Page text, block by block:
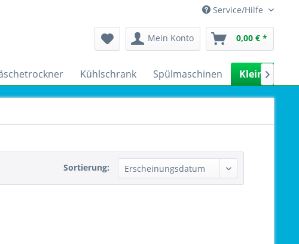
Service/Hilfe
Mein Konto 0,00 € *
Kühlschrank Spülmaschinen Kleingeräte

Sortierung: